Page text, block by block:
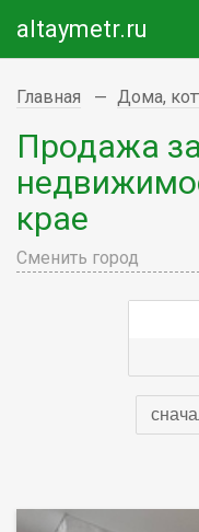
altaymetr.ru
Главная Дома,
Продажа
крае
Сменить город